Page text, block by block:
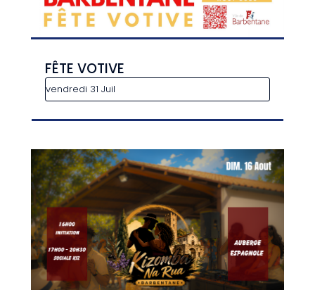
FÊTE VOTIVE
vendredi 31 Juil